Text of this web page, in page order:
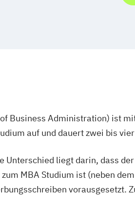
Business Administration) ist
auf und dauert zwei bis
Unterschied liegt darin, dass
zum MBA Studium ist (neben
vorausgesetzt.